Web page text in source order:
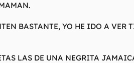
BASTANTE, YO HE IDO A VER
LAS DE UNA NEGRITA